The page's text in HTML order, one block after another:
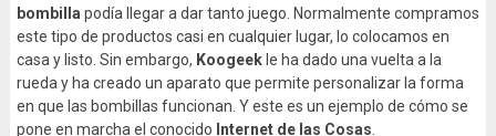
bombilla podía llegar a dar tanto juego. Normalmente compramos
este tipo de productos casi en cualquier lugar, lo colocamos en
casa y listo. Sin embargo, Koogeekle ha dado una vuelta a la
rueda y ha creado un aparato que permite personalizar la forma
en que las bombillas funcionan. Y este es un ejemplo de cómo se
pone en marcha el conocido Internet de las Cosas